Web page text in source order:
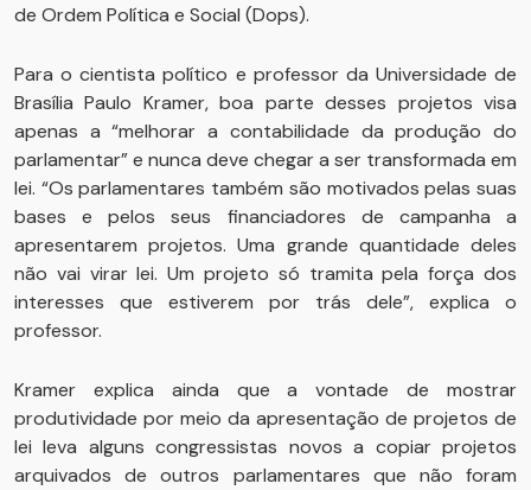
de Ordem Política e Social (Dops).
Para o cientista político e professor da Universidade de
Brasília Paulo Kramer, boa parte desses projetos visa
apenas a “melhorar a contabilidade da produção do
parlamentar” e nunca deve chegar a ser transformada em
lei. “Os parlamentares também são motivados pelas suas
bases e pelos seus financiadores de campanha a
apresentarem projetos. Uma grande quantidade deles
não vai virar lei. Um projeto só tramita pela força dos
interesses que estiverem por trás dele”, explica o
professor.
Kramer explica ainda que a vontade de mostrar
produtividade por meio da apresentação de projetos de
lei leva alguns congressistas novos a copiar projetos
arquivados de outros parlamentares que não foram